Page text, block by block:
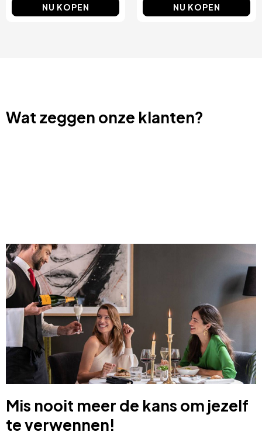
NU KOPEN NU KOPEN
Wat zeggen onze klanten?
Mis nooit meer de kans om jezelf
te verwennen!